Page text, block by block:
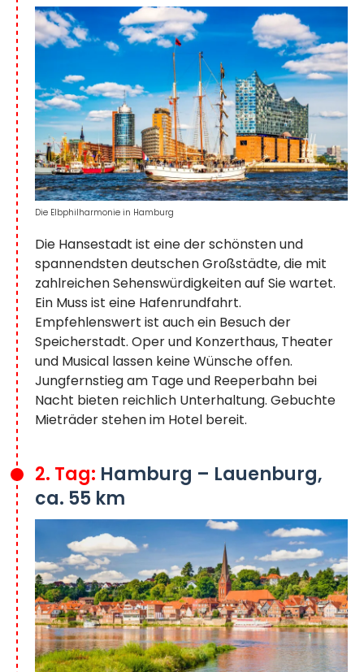
Die Hansestadt ist eine der schönsten und
spannendsten deutschen Großstädte, die mit
zahlreichen Sehenswürdigkeiten auf Sie wartet.
Ein Muss ist eine Hafenrundfahrt.
Empfehlenswert ist auch ein Besuch der
Speicherstadt. Oper und Konzerthaus, Theater
und Musical lassen keine Wünsche offen.
Jungfernstieg am Tage und Reeperbahn bei
Nacht bieten reichlich Unterhaltung. Gebuchte
Mieträder stehen im Hotel bereit.
Die Elbphilharmonie in Hamburg
2. Tag: Hamburg – Lauenburg,
ca. 55 km